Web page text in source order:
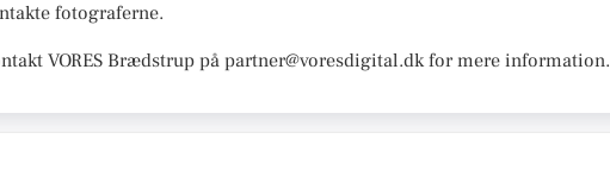
fotograferne.
VORES Brædstrup på partner@voresdigital.dk for mere information.